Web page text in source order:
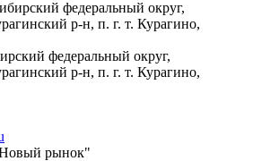
федеральный округ,
р-н, п. г. т. Курагино,
рынок"